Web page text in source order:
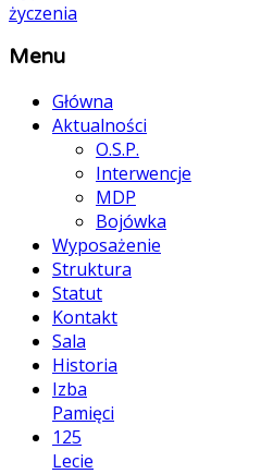
życzenia
Menu
Główna
Aktualności
O.S.P.
Interwencje
MDP
Bojówka
Wyposażenie
Struktura
Statut
Kontakt
Sala
Historia
Izba
Pamięci
125
Lecie